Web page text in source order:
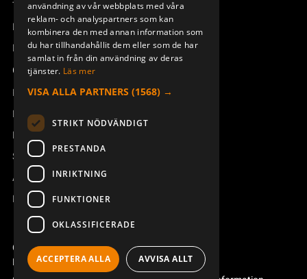
Teknisk support
Boka service
Manualer och videoinstruktioner
Om Åkerströms
Kontakt
Nyheter
Pressrum
Säkerhet och direktiv
Allmänna villkor
REACH
Copyright ©2026 Åkerströms. All rights reserved.
Björbovägen 143, 786 97 Björbo.
användning av vår webbplats med våra
reklam- och analyspartners som kan
kombinera den med annan information som
du har tillhandahållit dem eller som de har
samlat in från din användning av deras
tjänster. Läs mer
VISA ALLA PARTNERS (1568) →
STRIKT NÖDVÄNDIGT
PRESTANDA
INRIKTNING
FUNKTIONER
OKLASSIFICERADE
ACCEPTERA ALLA AVVISA ALLT